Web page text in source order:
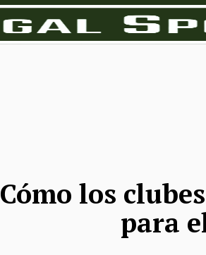
Cómo los
para